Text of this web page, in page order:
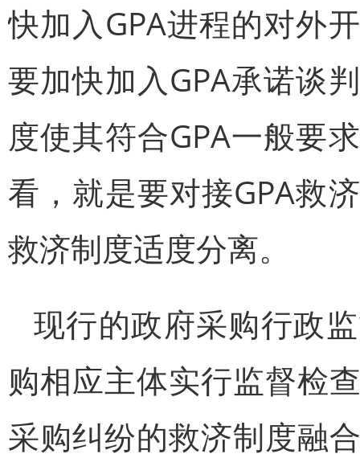
快加入GPA进程的对外
要加快加入GPA承诺谈
度使其符合GPA一般要
看，就是要对接GPA救
救济制度适度分离。
现行的政府采购行政
购相应主体实行监督检
采购纠纷的救济制度融